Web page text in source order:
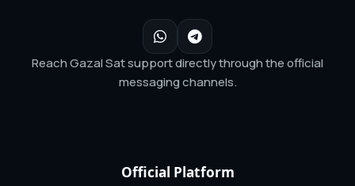
Reach Gazal Sat support directly through the official
messaging channels.
Official Platform